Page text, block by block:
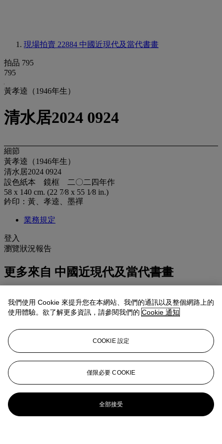
現場拍賣 22884 中國近現代及當代書畫
拍品 795
795
黃孝逵（1946年生）
清水居2024 0924
細節
黃孝逵（1946年生）
清水居2024 0924
設色紙本 鏡框 二〇二四年作
58 x 140 cm. (22 7⁄8 x 55 1⁄8 in.)
鈐印：黃、孝逵、墨禪
業務規定
登入
瀏覽狀況報告
更多來自 中國近現代及當代書畫
查看全部
我們使用 Cookie 來提升您在本網站、我們的通訊以及整個網路上的
使用體驗。欲了解更多資訊，請參閱我們的 Cookie 通知
COOKIE 設定
僅限必要 COOKIE
全部接受